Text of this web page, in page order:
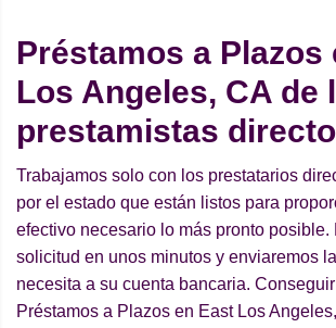
Préstamos a Plazos
Los Angeles, CA de
prestamistas
Trabajamos solo con los prestatarios
por el estado que están listos para
efectivo necesario lo más pronto posible.
solicitud en unos minutos y enviaremos
necesita a su cuenta bancaria.
Préstamos a Plazos en East Los